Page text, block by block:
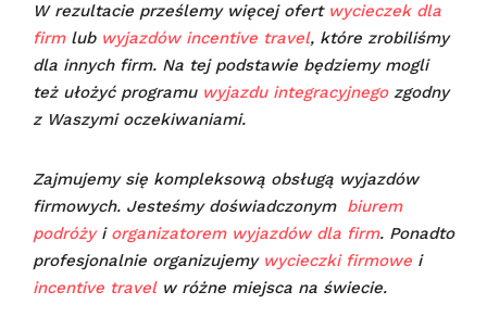
W rezultacie prześlemy więcej ofert wycieczek dla
firmlub wyjazdów incentive travel, które zrobiliśmy
dla innych firm. Na tej podstawie będziemy mogli
też ułożyć programu wyjazdu integracyjnegozgodny
z Waszymi oczekiwaniami.
Zajmujemy się kompleksową obsługą wyjazdów
firmowych. Jesteśmy doświadczonym biurem
podróżyi organizatorem wyjazdów dla firm. Ponadto
profesjonalnie organizujemy wycieczki firmowe i
incentive travelw różne miejsca na świecie.